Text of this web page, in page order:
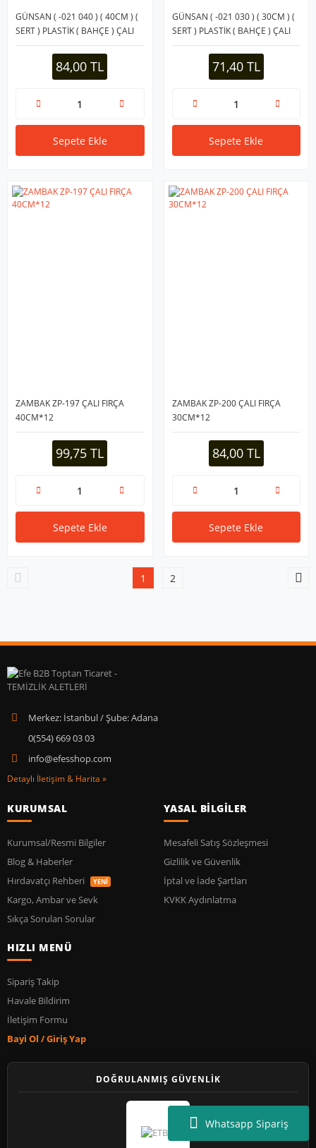
Whatsapp Sipariş
GÜNSAN ( -021 040 ) ( 40CM ) (
SERT ) PLASTİK ( BAHÇE ) ÇALI
FIRÇASI ( KIL BOYU=8.5CM
84,00 TL
Sepete Ekle
GÜNSAN ( -021 030 ) ( 30CM ) (
SERT ) PLASTİK ( BAHÇE ) ÇALI
FIRÇASI ( KIL BOYU=8.5CM
71,40 TL
Sepete Ekle
ZAMBAK ZP-197 ÇALI FIRÇA
40CM*12
99,75 TL
Sepete Ekle
ZAMBAK ZP-200 ÇALI FIRÇA
30CM*12
84,00 TL
Sepete Ekle
1 2
Merkez: İstanbul / Şube: Adana
0(554) 669 03 03
info@efesshop.com
Detaylı İletişim & Harita »
KURUMSAL
Kurumsal/Resmi Bilgiler
Blog & Haberler
Hırdavatçı Rehberi
YENİ
Kargo, Ambar ve Sevk
Sıkça Sorulan Sorular
YASAL BİLGİLER
Mesafeli Satış Sözleşmesi
Gizlilik ve Güvenlik
İptal ve İade Şartları
KVKK Aydınlatma
HIZLI MENÜ
Sipariş Takip
Havale Bildirim
İletişim Formu
Bayi Ol / Giriş Yap
DOĞRULANMIŞ GÜVENLİK